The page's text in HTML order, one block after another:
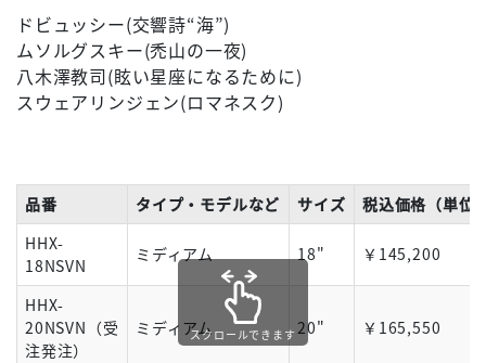
ドビュッシー(交響詩“海”)
ムソルグスキー(禿山の一夜)
八木澤教司(眩い星座になるために)
スウェアリンジェン(ロマネスク)
品番 タイプ・モデルなど サイズ
税込価格（単位
HHX-
18NSVN
ミディアム 18" ￥145,200
HHX-
20NSVN（受
注発注）
ミディアム 20" ￥165,550
スクロールできます